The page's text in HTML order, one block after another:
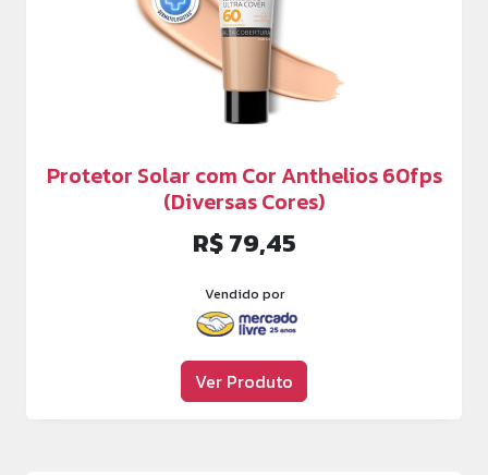
Protetor Solar com Cor Anthelios 60fps
(Diversas Cores)
R$ 79,45
Vendido por
Ver Produto